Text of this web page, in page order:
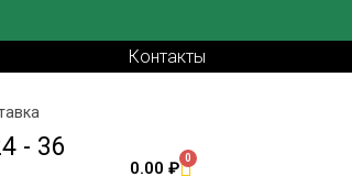
Контакты
- 36
0.00₽ 0